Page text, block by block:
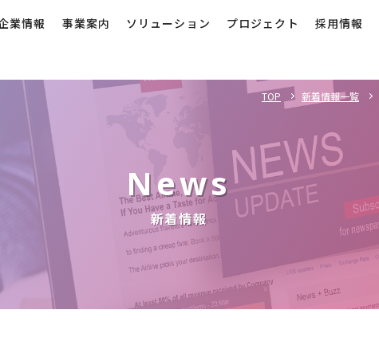
業情報 事業案内 ソリューション プロジェクト 採用情報
TOP 新着情報一覧
News
新着情報